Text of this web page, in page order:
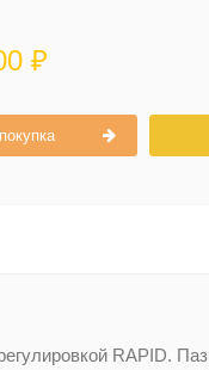
₽
RAPID.